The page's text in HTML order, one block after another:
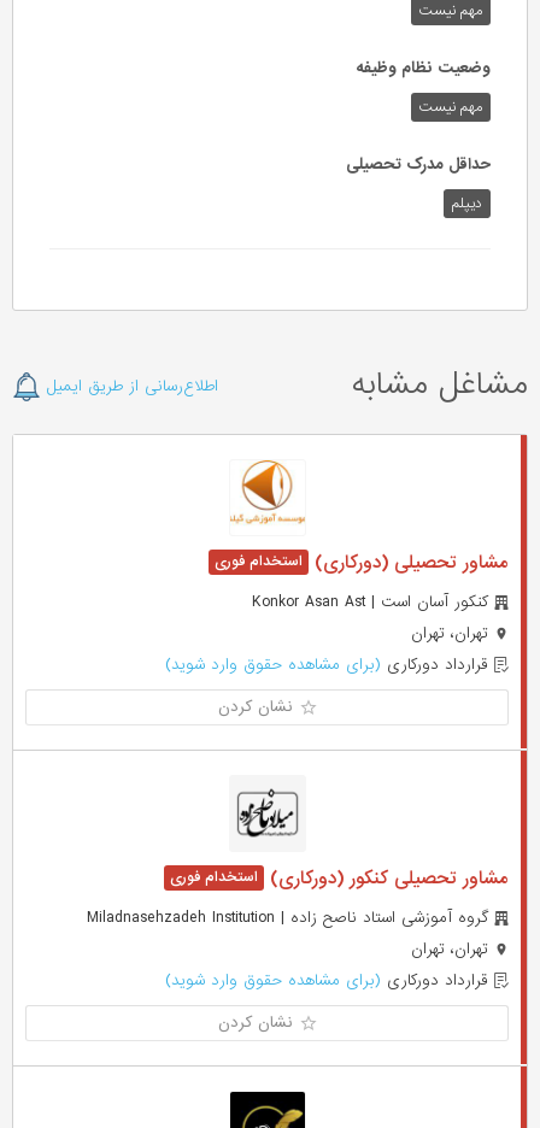
مهم نیست
وضعیت نظام وظیفه
مهم‌ نیست
حداقل مدرک تحصیلی
دیپلم
مشاغل مشابه اطلاع‌رسانی از طریق ایمیل
مشاور تحصیلی (دورکاری)
کنکور آسان است | Konkor Asan Ast
تهران، تهران
قرارداد دورکاری (برای مشاهده حقوق وارد شوید)
نشان کردن
مشاور تحصیلی کنکور (دورکاری)
گروه آموزشی استاد ناصح زاده | Miladnasehzadeh Institution
تهران، تهران
قرارداد دورکاری (برای مشاهده حقوق وارد شوید)
نشان کردن